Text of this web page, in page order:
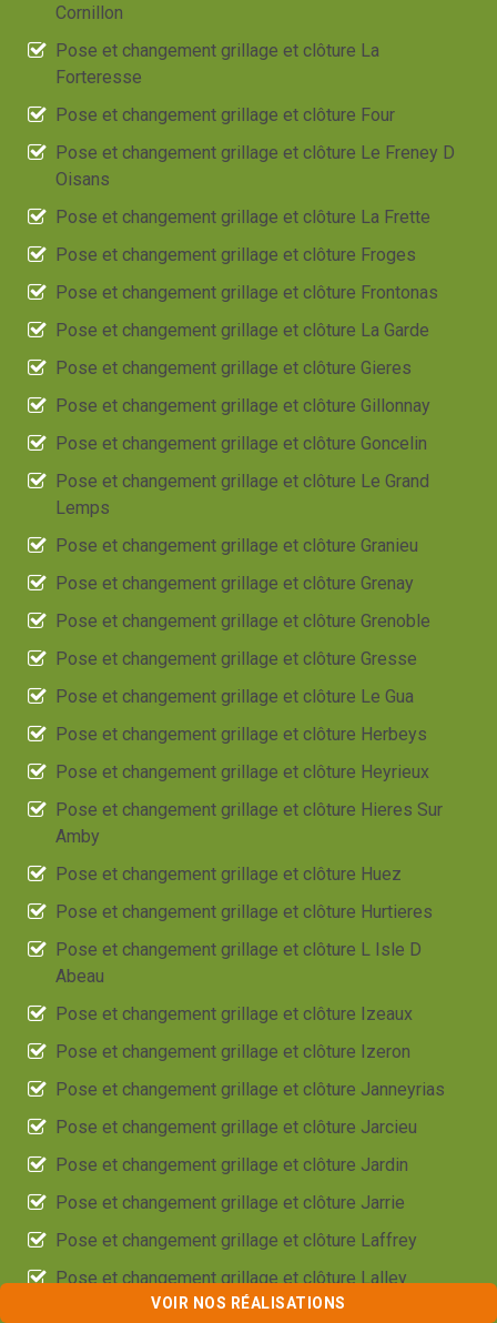
Cornillon
Pose et changement grillage et clôture La
Forteresse
Pose et changement grillage et clôture Four
Pose et changement grillage et clôture Le Freney D
Oisans
Pose et changement grillage et clôture La Frette
Pose et changement grillage et clôture Froges
Pose et changement grillage et clôture Frontonas
Pose et changement grillage et clôture La Garde
Pose et changement grillage et clôture Gieres
Pose et changement grillage et clôture Gillonnay
Pose et changement grillage et clôture Goncelin
Pose et changement grillage et clôture Le Grand
Lemps
Pose et changement grillage et clôture Granieu
Pose et changement grillage et clôture Grenay
Pose et changement grillage et clôture Grenoble
Pose et changement grillage et clôture Gresse
Pose et changement grillage et clôture Le Gua
Pose et changement grillage et clôture Herbeys
Pose et changement grillage et clôture Heyrieux
Pose et changement grillage et clôture Hieres Sur
Amby
Pose et changement grillage et clôture Huez
Pose et changement grillage et clôture Hurtieres
Pose et changement grillage et clôture L Isle D
Abeau
Pose et changement grillage et clôture Izeaux
Pose et changement grillage et clôture Izeron
Pose et changement grillage et clôture Janneyrias
Pose et changement grillage et clôture Jarcieu
Pose et changement grillage et clôture Jardin
Pose et changement grillage et clôture Jarrie
Pose et changement grillage et clôture Laffrey
Pose et changement grillage et clôture Lalley
Pose et changement grillage et clôture Lans En
VOIR NOS RÉALISATIONS